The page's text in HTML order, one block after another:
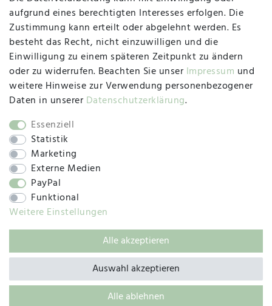
Herzogstraße 10
47533 Kleve
Montag, Dienstag, Donnerstag, Freitag
09:00 Uhr bis 13:00 Uhr
Mittwoch
09:00 Uhr bis 12:00 Uhr
SOCIAL
© 2019 – 2025 SILC GmbH
aufgrund eines berechtigten Interesses erfolgen. Die
Zustimmung kann erteilt oder abgelehnt werden. Es
besteht das Recht, nicht einzuwilligen und die
Einwilligung zu einem späteren Zeitpunkt zu ändern
oder zu widerrufen. Beachten Sie unser Impressum und
weitere Hinweise zur Verwendung personenbezogener
Daten in unserer Daten­schutz­erklärung.
Essenziell
Statistik
Marketing
Externe Medien
PayPal
Funktional
Weitere Einstellungen
Alle akzeptieren
Alle ablehnen
Auswahl akzeptieren